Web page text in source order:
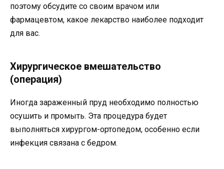
поэтому обсудите со своим врачом или
фармацевтом, какое лекарство наиболее подходит
для вас.
Хирургическое вмешательство
(операция)
Иногда зараженный пруд необходимо полностью
осушить и промыть. Эта процедура будет
выполняться хирургом-ортопедом, особенно если
инфекция связана с бедром.